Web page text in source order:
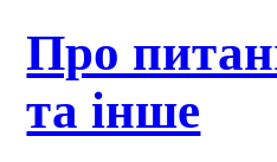
Про
та інше